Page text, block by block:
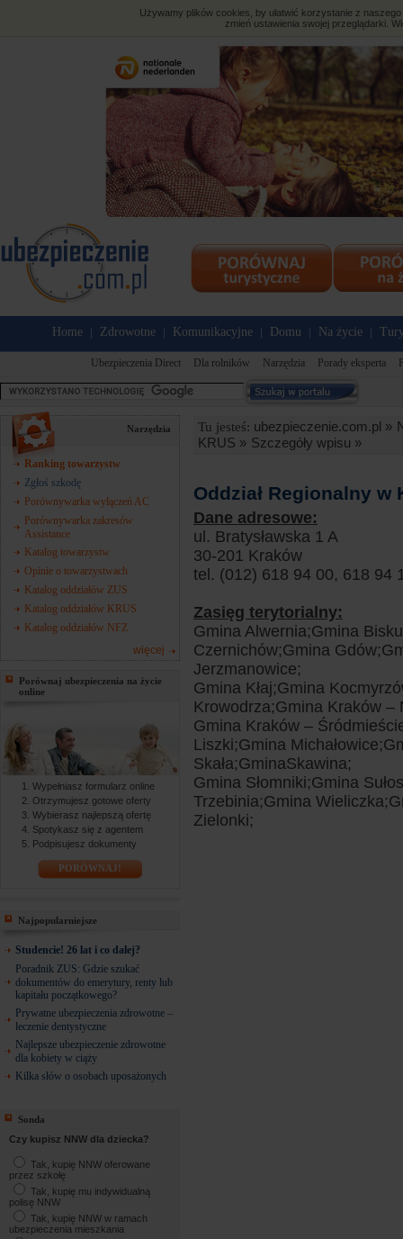
Używamy plików cookies, by ułatwić korzystanie z
zmień ustawienia swojej przeglądarki.
Home Zdrowotne Komunikacyjne Domu Na życie
Ubezpieczenia Direct Dla rolników Narzędzia Porady eksperta
Narzędzia
Ranking towarzystw
Zgłoś szkodę
Porównywarka wyłączeń AC
Porównywarka zakresów
Assistance
Katalog towarzystw
Opinie o towarzystwach
Katalog oddziałów ZUS
Katalog oddziałów KRUS
Katalog oddziałów NFZ
więcej
Porównaj ubezpieczenia na życie
online
Wypełniasz formularz online
Otrzymujesz gotowe oferty
Wybierasz najlepszą ofertę
Spotykasz się z agentem
Podpisujesz dokumenty
PORÓWNAJ!
Najpopularniejsze
Studencie! 26 lat i co dalej?
Poradnik ZUS: Gdzie szukać
dokumentów do emerytury, renty lub
kapitału początkowego?
Prywatne ubezpieczenia zdrowotne –
leczenie dentystyczne
Najlepsze ubezpieczenie zdrowotne
dla kobiety w ciąży
Kilka słów o osobach uposażonych
Sonda
Czy kupisz NNW dla dziecka?
Tak, kupię NNW oferowane
przez szkołę
Tak, kupię mu indywidualną
polisę NNW
Tak, kupię NNW w ramach
ubezpieczenia mieszkania
Tu jesteś: ubezpieczenie.com.pl »
KRUS » Szczegóły wpisu »
Oddział Regionalny w
Dane adresowe:
ul. Bratysławska 1 A
30-201 Kraków
tel. (012) 618 94 00, 618 94
Zasięg terytorialny:
Gmina Alwernia;Gmina
Czernichów;Gmina
Jerzmanowice;
Gmina Kłaj;Gmina
Krowodrza;Gmina Kraków
Gmina Kraków –
Liszki;Gmina
Skała;GminaSkawina;
Gmina Słomniki;Gmina
Trzebinia;Gmina
Zielonki;